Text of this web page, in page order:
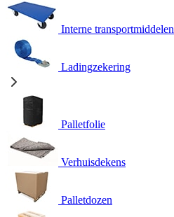
Interne transportmiddelen
Ladingzekering
Palletfolie
Verhuisdekens
Palletdozen